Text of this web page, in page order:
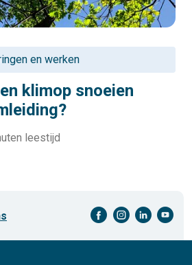
en werken
klimop snoeien
leestijd
facebook-cirkel instagram-cirkel linkedin-cirkel youtube-cirkel